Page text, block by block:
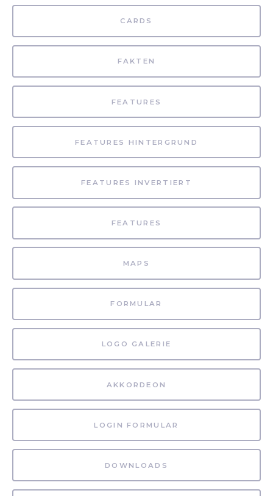
CARDS
FAKTEN
FEATURES
FEATURES HINTERGRUND
FEATURES INVERTIERT
FEATURES
MAPS
FORMULAR
LOGO GALERIE
AKKORDEON
LOGIN FORMULAR
DOWNLOADS